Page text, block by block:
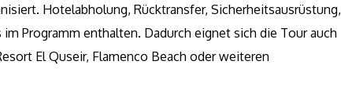
Hotelabholung, Rücktransfer, Sicherheitsausrüstung,
Programm enthalten. Dadurch eignet sich die Tour auch
El Quseir, Flamenco Beach oder weiteren